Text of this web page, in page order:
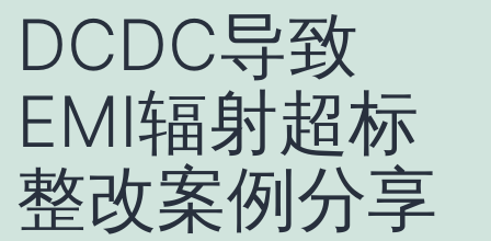
DCDC导致
EMI辐射超标
整改案例分享